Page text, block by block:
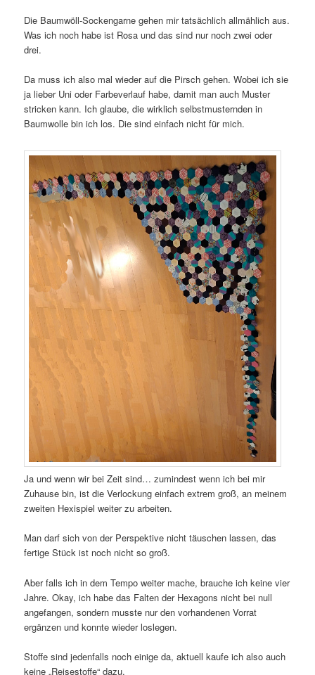
Die Baumwöll-Sockengarne gehen mir tatsächlich allmählich aus.
Was ich noch habe ist Rosa und das sind nur noch zwei oder
drei.
Da muss ich also mal wieder auf die Pirsch gehen. Wobei ich sie
ja lieber Uni oder Farbeverlauf habe, damit man auch Muster
stricken kann. Ich glaube, die wirklich selbstmusternden in
Baumwolle bin ich los. Die sind einfach nicht für mich.
Ja und wenn wir bei Zeit sind… zumindest wenn ich bei mir
Zuhause bin, ist die Verlockung einfach extrem groß, an meinem
zweiten Hexispiel weiter zu arbeiten.
Man darf sich von der Perspektive nicht täuschen lassen, das
fertige Stück ist noch nicht so groß.
Aber falls ich in dem Tempo weiter mache, brauche ich keine vier
Jahre. Okay, ich habe das Falten der Hexagons nicht bei null
angefangen, sondern musste nur den vorhandenen Vorrat
ergänzen und konnte wieder loslegen.
Stoffe sind jedenfalls noch einige da, aktuell kaufe ich also auch
keine „Reisestoffe“ dazu.